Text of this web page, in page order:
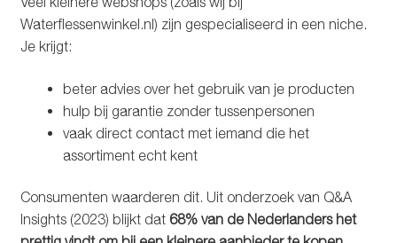
Waterflessenwinkel.nl) zijn gespecialiseerd in een niche.
Je krijgt:
beter advies over het gebruik van je producten
hulp bij garantie zonder tussenpersonen
vaak direct contact met iemand die het
assortiment echt kent
Consumenten waarderen dit. Uit onderzoek van Q&A
Insights (2023) blijkt dat 68% van de Nederlanders het